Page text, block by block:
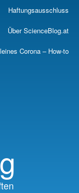
Haftungsausschluss
Über ScienceBlog.at
Corona – How-to